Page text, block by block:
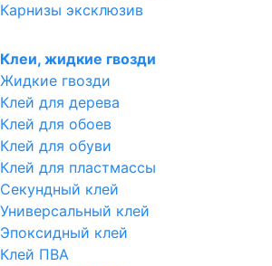
Карнизы эксклюзив
Клеи, жидкие гвозди
Жидкие гвозди
Клей для дерева
Клей для обоев
Клей для обуви
Клей для пластмассы
Секундный клей
Универсальный клей
Эпоксидный клей
Клей ПВА